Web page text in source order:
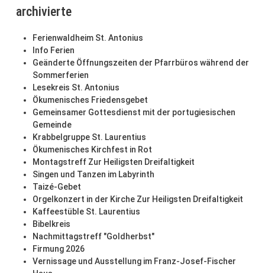
archivierte
Ferienwaldheim St. Antonius
Info Ferien
Geänderte Öffnungszeiten der Pfarrbüros während der
Sommerferien
Lesekreis St. Antonius
Ökumenisches Friedensgebet
Gemeinsamer Gottesdienst mit der portugiesischen
Gemeinde
Krabbelgruppe St. Laurentius
Ökumenisches Kirchfest in Rot
Montagstreff Zur Heiligsten Dreifaltigkeit
Singen und Tanzen im Labyrinth
Taizé-Gebet
Orgelkonzert in der Kirche Zur Heiligsten Dreifaltigkeit
Kaffeestüble St. Laurentius
Bibelkreis
Nachmittagstreff "Goldherbst"
Firmung 2026
Vernissage und Ausstellung im Franz-Josef-Fischer